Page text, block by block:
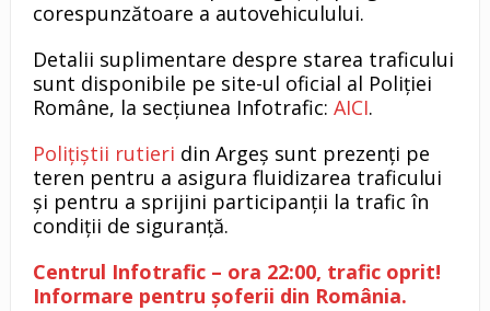
corespunzătoare a autovehiculului.
Detalii suplimentare despre starea traficului
sunt disponibile pe site-ul oficial al Poliției
Române, la secțiunea Infotrafic: AICI.
Polițiștii rutieri din Argeș sunt prezenți pe
teren pentru a asigura fluidizarea traficului
și pentru a sprijini participanții la trafic în
condiții de siguranță.
Centrul Infotrafic – ora 22:00, trafic oprit!
Informare pentru șoferii din România.